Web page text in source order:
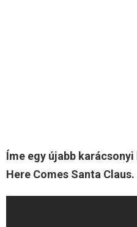
Íme egy újabb
Here Comes Santa Claus.